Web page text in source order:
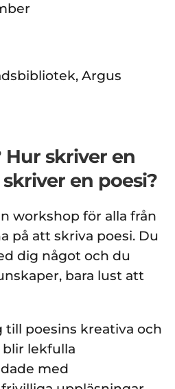
Argus
Hur skriver en
en poesi?
workshop för alla från
på att skriva poesi. Du
dig något och du
bara lust att
till poesins kreativa och
blir lekfulla
med